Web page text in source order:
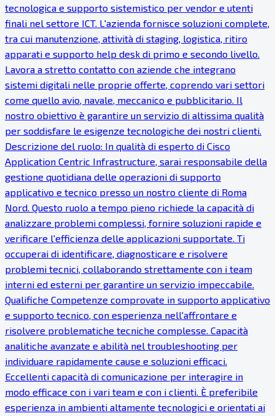
tecnologica e supporto sistemistico per vendor e utenti
finali nel settore ICT. L'azienda fornisce soluzioni complete,
tra cui manutenzione, attività di staging, logistica, ritiro
apparati e supporto help desk di primo e secondo livello.
Lavora a stretto contatto con aziende che integrano
sistemi digitali nelle proprie offerte, coprendo vari settori
come quello avio, navale, meccanico e pubblicitario. Il
nostro obiettivo è garantire un servizio di altissima qualità
per soddisfare le esigenze tecnologiche dei nostri clienti.
Descrizione del ruolo: In qualità di esperto di Cisco
Application Centric Infrastructure, sarai responsabile della
gestione quotidiana delle operazioni di supporto
applicativo e tecnico presso un nostro cliente di Roma
Nord. Questo ruolo a tempo pieno richiede la capacità di
analizzare problemi complessi, fornire soluzioni rapide e
verificare l'efficienza delle applicazioni supportate. Ti
occuperai di identificare, diagnosticare e risolvere
problemi tecnici, collaborando strettamente con i team
interni ed esterni per garantire un servizio impeccabile.
Qualifiche Competenze comprovate in supporto applicativo
e supporto tecnico, con esperienza nell'affrontare e
risolvere problematiche tecniche complesse. Capacità
analitiche avanzate e abilità nel troubleshooting per
individuare rapidamente cause e soluzioni efficaci.
Eccellenti capacità di comunicazione per interagire in
modo efficace con i vari team e con i clienti. È preferibile
esperienza in ambienti altamente tecnologici e orientati ai